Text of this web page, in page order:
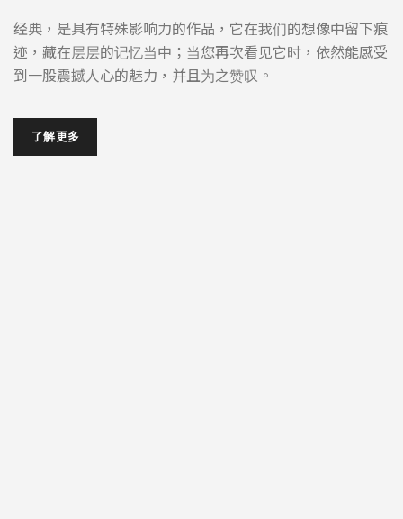
经典，是具有特殊影响力的作品，它在我们的想像中留下痕
迹，藏在层层的记忆当中；当您再次看见它时，依然能感受
到一股震撼人心的魅力，并且为之赞叹。
了解更多